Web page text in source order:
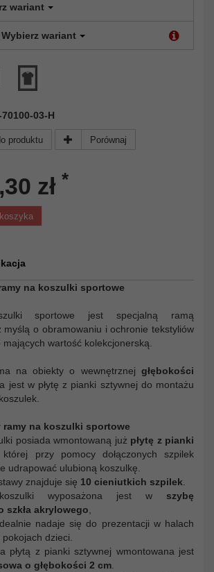
wariant
Wybierz wariant
03-H
produktu Porównaj
zł *
na koszulki sportowe
sportowe jest specjalną ramą
myślą o obramowaniu i ochronie tekstyliów
wartość kolekcjonerską.
na obiekty o wewnętrznej głębokości
jest w płytę z pianki sztywnej do montażu
na koszulki sportowe
posiada wmontowaną już płytę z pianki
której przy pomocy dołączonych szpilek
udrapować ulubioną koszulkę.
znajduje się 10 cieniutkich szpilek
wyposażona jest w szybę
szkła akrylowego
nadaje się do prezentacji w halach
dzieci.
płytą z pianki sztywnej wmontowana jest
o głębokości 2 cm